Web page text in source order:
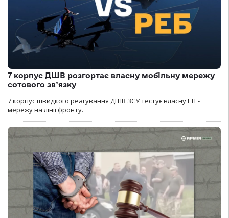
7 корпус ДШВ розгортає власну мобільну мережу
сотового зв’язку
7 корпус швидкого реагування ДШВ ЗСУ тестує власну LTE-
мережу на лінії фронту.